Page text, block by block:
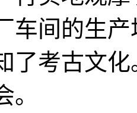
车间的生
了考古文